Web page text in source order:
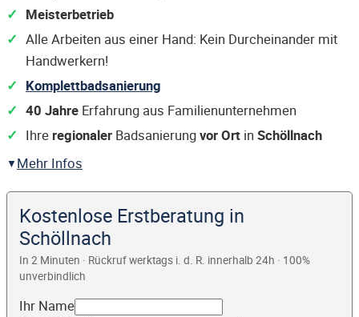
Meisterbetrieb
Alle Arbeiten aus einer Hand: Kein Durcheinander mit
Handwerkern!
Komplettbadsanierung
40 Jahre Erfahrung aus Familienunternehmen
Ihre regionaler Badsanierungvor Ort in Schöllnach
Mehr Infos
Kostenlose Erstberatung in
Schöllnach
In 2 Minuten · Rückruf werktags i. d. R. innerhalb 24h · 100%
unverbindlich
Ihr Name